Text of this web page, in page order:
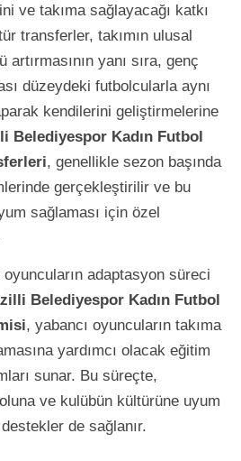
ve takıma sağlayacağı katkı
transferler, takımın ulusal
yanı sıra, genç
düzeydeki futbolcularla aynı
kendilerini geliştirmelerine
Belediyespor Kadın Futbol
, genellikle sezon başında
gerçekleştirilir ve bu
sağlaması için özel
adaptasyon süreci
Belediyespor Kadın Futbol
, yabancı oyuncuların takıma
yardımcı olacak eğitim
sunar. Bu süreçte,
ve kulübün kültürüne uyum
de sağlanır.